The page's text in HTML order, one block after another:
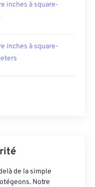
inches à square-
inches à square-
de la simple
Notre